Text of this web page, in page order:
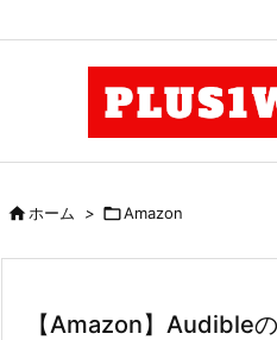
ホーム > Amazon
【Amazon】Audible